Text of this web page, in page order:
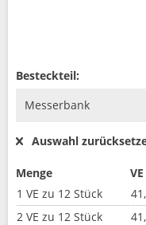
Besteckteil:
Auswahl
Menge
1 VE zu 12 Stück
2 VE zu 12 Stück